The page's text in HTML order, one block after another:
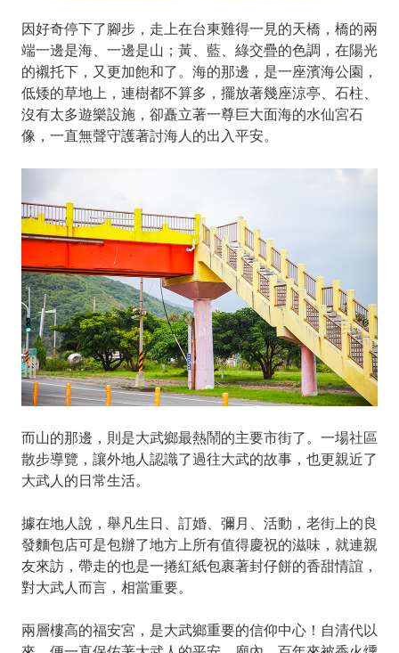
因好奇停下了腳步，走上在台東難得一見的天橋，橋的兩
端一邊是海、一邊是山；黃、藍、綠交疊的色調，在陽光
的襯托下，又更加飽和了。海的那邊，是一座濱海公園，
低矮的草地上，連樹都不算多，擺放著幾座涼亭、石柱、
沒有太多遊樂設施，卻矗立著一尊巨大面海的水仙宮石
像，一直無聲守護著討海人的出入平安。
而山的那邊，則是大武鄉最熱鬧的主要市街了。一場社區
散步導覽，讓外地人認識了過往大武的故事，也更親近了
大武人的日常生活。
據在地人說，舉凡生日、訂婚、彌月、活動，老街上的良
發麵包店可是包辦了地方上所有值得慶祝的滋味，就連親
友來訪，帶走的也是一捲紅紙包裹著封仔餅的香甜情誼，
對大武人而言，相當重要。
兩層樓高的福安宮，是大武鄉重要的信仰中心！自清代以